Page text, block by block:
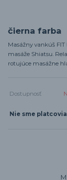
čierna farba
Masážny vankúš
masáže Shiatsu.
rotujúce masážne
Dostupnosť
Nie sme platcovia